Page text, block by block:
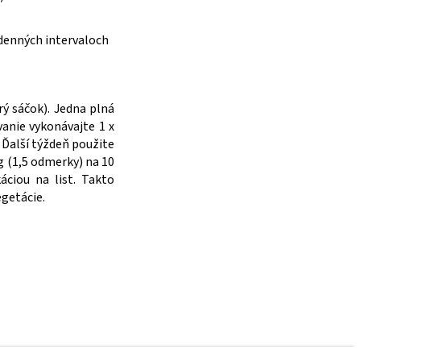
intervaloch
sáčok). Jedna plná
vykonávajte 1 x
týždeň použite
odmerky) na 10
na list. Takto